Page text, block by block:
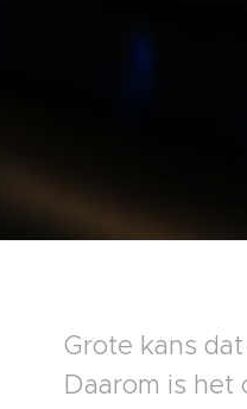
Grote kans
Daarom is het